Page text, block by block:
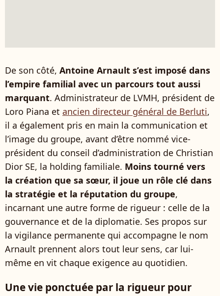
De son côté, Antoine Arnault s’est imposé dans
l’empire familial avec un parcours tout aussi
marquant. Administrateur de LVMH, président de
Loro Piana et ancien directeur général de Berluti,
il a également pris en main la communication et
l’image du groupe, avant d’être nommé vice-
président du conseil d’administration de Christian
Dior SE, la holding familiale. Moins tourné vers
la création que sa sœur, il joue un rôle clé dans
la stratégie et la réputation du groupe,
incarnant une autre forme de rigueur : celle de la
gouvernance et de la diplomatie. Ses propos sur
la vigilance permanente qui accompagne le nom
Arnault prennent alors tout leur sens, car lui-
même en vit chaque exigence au quotidien.
Une vie ponctuée par la rigueur pour